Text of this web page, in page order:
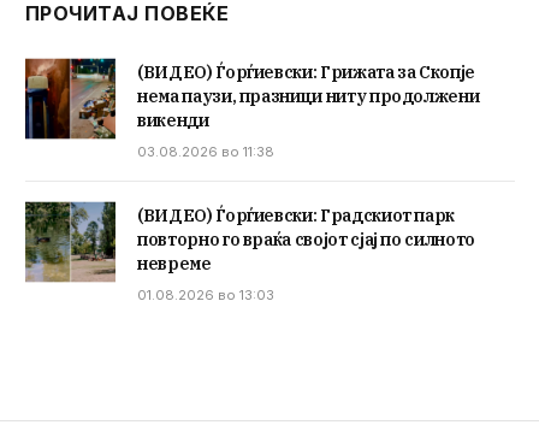
ПРОЧИТАЈ ПОВЕЌЕ
(ВИДЕО) Ѓорѓиевски: Грижата за Скопје
нема паузи, празници ниту продолжени
викенди
03.08.2026 во 11:38
(ВИДЕО) Ѓорѓиевски: Градскиот парк
повторно го враќа својот сјај по силното
невреме
01.08.2026 во 13:03